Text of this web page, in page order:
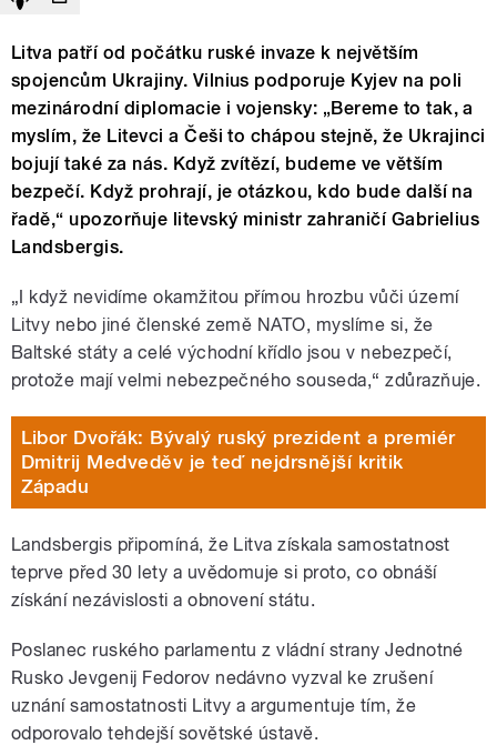
Litva patří od počátku ruské invaze k největším
spojencům Ukrajiny. Vilnius podporuje Kyjev na poli
mezinárodní diplomacie i vojensky: „Bereme to tak, a
myslím, že Litevci a Češi to chápou stejně, že Ukrajinci
bojují také za nás. Když zvítězí, budeme ve větším
bezpečí. Když prohrají, je otázkou, kdo bude další na
řadě,“ upozorňuje litevský ministr zahraničí Gabrielius
Landsbergis.
„I když nevidíme okamžitou přímou hrozbu vůči území
Litvy nebo jiné členské země NATO, myslíme si, že
Baltské státy a celé východní křídlo jsou v nebezpečí,
protože mají velmi nebezpečného souseda,“ zdůrazňuje.
Libor Dvořák: Bývalý ruský prezident a premiér
Dmitrij Medveděv je teď nejdrsnější kritik
Západu
Landsbergis připomíná, že Litva získala samostatnost
teprve před 30 lety a uvědomuje si proto, co obnáší
získání nezávislosti a obnovení státu.
Poslanec ruského parlamentu z vládní strany Jednotné
Rusko Jevgenij Fedorov nedávno vyzval ke zrušení
uznání samostatnosti Litvy a argumentuje tím, že
odporovalo tehdejší sovětské ústavě.